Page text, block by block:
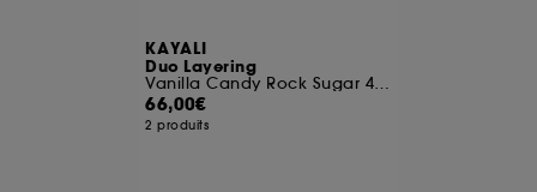
KAYALI
Duo Layering
Vanilla Candy Rock Sugar 42 et Yum Boujee Marshmallow 81
66,00€
2 produits